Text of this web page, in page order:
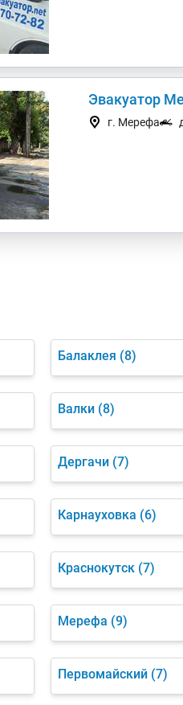
Эвакуатор
г. Мерефа
Балаклея (8)
Валки (8)
Дергачи (7)
Карнауховка (6)
Краснокутск (7)
Мерефа (9)
Первомайский (7)